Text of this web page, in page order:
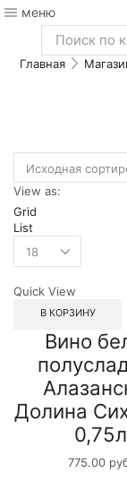
меню
Search
input
Главная
View as:
Grid
List
Quick View
В КОРЗИНУ
Вино
Долина
0,75л
775.00